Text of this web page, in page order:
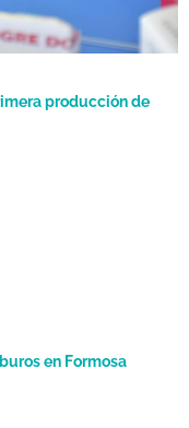
producción de
en Formosa